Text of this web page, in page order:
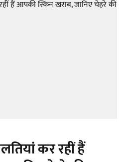
कर रहीं हैं